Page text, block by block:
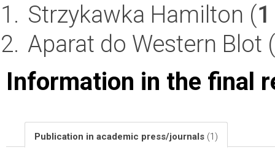
Strzykawka Hamilton (
Aparat do Western Blot (
Information in the final
Publication in academic press/journals (1)